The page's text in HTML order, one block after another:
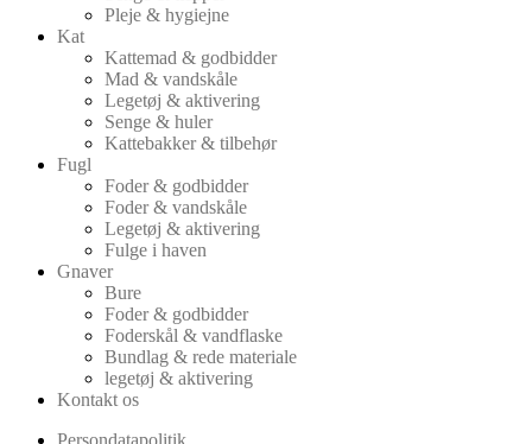
Pleje & hygiejne
Kat
Kattemad & godbidder
Mad & vandskåle
Legetøj & aktivering
Senge & huler
Kattebakker & tilbehør
Fugl
Foder & godbidder
Foder & vandskåle
Legetøj & aktivering
Fulge i haven
Gnaver
Bure
Foder & godbidder
Foderskål & vandflaske
Bundlag & rede materiale
legetøj & aktivering
Kontakt os
Persondatapolitik